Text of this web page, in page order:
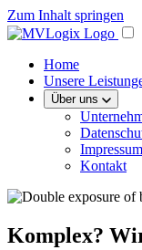
Zum Inhalt springen
Home
Unsere
Über uns
Impressum
Kontakt
Komplex?